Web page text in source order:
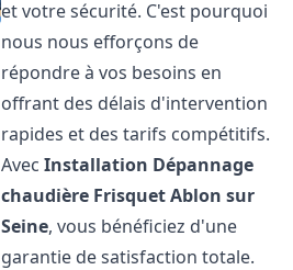
et votre sécurité. C'est pourquoi
nous nous efforçons de
répondre à vos besoins en
offrant des délais d'intervention
rapides et des tarifs compétitifs.
AvecInstallation Dépannage
chaudière FrisquetAblon sur
Seine, vous bénéficiez d'une
garantie de satisfaction totale.